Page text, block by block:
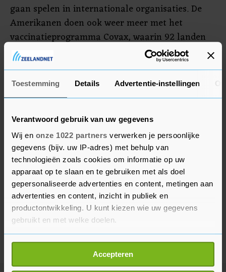
Toestemming Details Advertentie-instellingen
Verantwoord gebruik van uw gegevens
Wij en onze 1022 partners verwerken je persoonlijke
gegevens (bijv. uw IP-adres) met behulp van
technologieën zoals cookies om informatie op uw
apparaat op te slaan en te gebruiken met als doel
gepersonaliseerde advertenties en content, metingen aan
advertenties en content, inzicht in publiek en
productontwikkeling. U kunt kiezen wie uw gegevens
gebruikt en met welke doelen.
Als u het toestaat, willen we ook graag:
Informatie verzamelen over uw geografische
locatie, die tot een paar meter nauwkeurig kan zijn
Accepteren
gaan spelen in internationale organisaties. De
Amerikanen doen ook weer meer met het
vaccinatieprogramma Covax, waarin 92 landen
samenwerken voor wereldwijde inenting tegen
het virus.